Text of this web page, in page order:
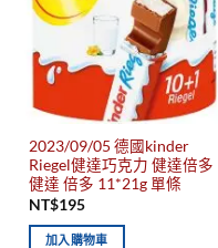
2023/09/05 德國kinder
Riegel健達巧克力 健達倍多
健達 倍多 11*21g 單條
NT$195
加入購物車